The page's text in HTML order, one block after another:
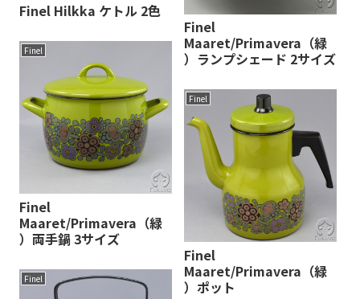
Finel Hilkka ケトル 2色
Finel
Maaret/Primavera（緑
）ランプシェード 2サイズ
Finel
Finel
Maaret/Primavera（緑
）両手鍋 3サイズ
Finel
Finel
Maaret/Primavera（緑
）ポット
Finel